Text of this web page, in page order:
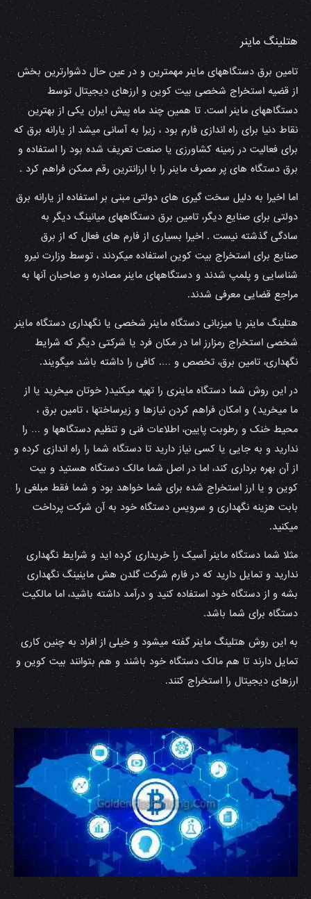
هتلینگ ماینر
تامین برق دستگاههای ماینر مهمترین و در عین حال دشوارترین بخش
از قضیه استخراج شخصی بیت کوین و ارزهای دیجیتال توسط
دستگاههای ماینر است. تا همین چند ماه پیش ایران یکی از بهترین
نقاط دنیا برای راه اندازی فارم بود ، زیرا به آسانی میشد از یارانه برق که
برای فعالیت در زمینه کشاورزی یا صنعت تعریف شده بود را استفاده و
برق دستگاه های پر مصرف ماینر را با ارزانترین رقم ممکن فراهم کرد .
اما اخیرا به دلیل سخت گیری های دولتی مبنی بر استفاده از یارانه برق
دولتی برای صنایع دیگر، تامین برق دستگاههای میانینگ دیگر به
سادگی گذشته نیست . اخیرا بسیاری از فارم های فعال که از برق
صنایع برای استخراج بیت کوین استفاده میکردند ، توسط وزارت نیرو
شناسایی و پلمپ شدند و دستگاههای ماینر مصادره و صاحبان آنها به
مراجع قضایی معرفی شدند.
هتلینگ ماینر یا میزبانی دستگاه ماینر شخصی یا نگهداری دستگاه ماینر
شخصی استخراج رمزارز اما در مکان فرد یا شرکتی دیگر که شرایط
نگهداری، تامین برق، تخصص و …. کافی را داشته باشد میگویند.
در این روش شما دستگاه ماینری را تهیه میکنید( خوتان میخرید یا از
ما میخرید) و امکان فراهم کردن نیازها و زیرساختها ، تامین برق ،
محیط خنک و رطوبت پایین، اطلاعات فنی و تنظیم دستگاهها و … را
ندارید و به جایی یا کسی نیاز دارید تا دستگاه شما را راه اندازی کرده و
از آن بهره برداری کند، اما در اصل شما مالک دستگاه هستید و بیت
کوین و یا ارز استخراج شده برای شما خواهد بود و شما فقط مبلغی را
بابت هزینه نگهداری و سرویس دستگاه خود به آن شرکت پرداخت
میکنید.
مثلا شما دستگاه ماینر آسیک را خریداری کرده اید و شرایط نگهداری
ندارید و تمایل دارید که در فارم شرکت گلدن هش ماینینگ نگهداری
بشه و از دستگاه خود استفاده کنید و درآمد داشته باشید، اما مالکیت
دستگاه برای شما باشد.
به این روش هتلینگ ماینر گفته میشود و خیلی از افراد به چنین کاری
تمایل دارند تا هم مالک دستگاه خود باشند و هم بتوانند بیت کوین و
ارزهای دیجیتال را استخراج کنند.